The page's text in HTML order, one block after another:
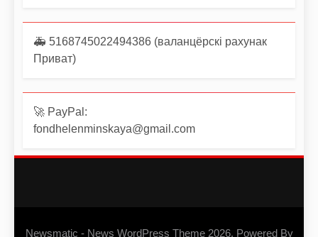
🚑 5168745022494386 (валанцёрскі рахунак
Приват)
🚀 PayPal:
fondhelenminskaya@gmail.com
Newsmatic - News WordPress Theme 2026. Powered By